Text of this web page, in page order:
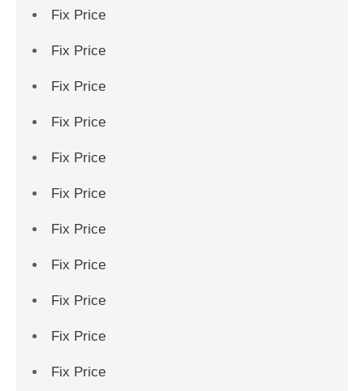
Fix Price
Fix Price
Fix Price
Fix Price
Fix Price
Fix Price
Fix Price
Fix Price
Fix Price
Fix Price
Fix Price